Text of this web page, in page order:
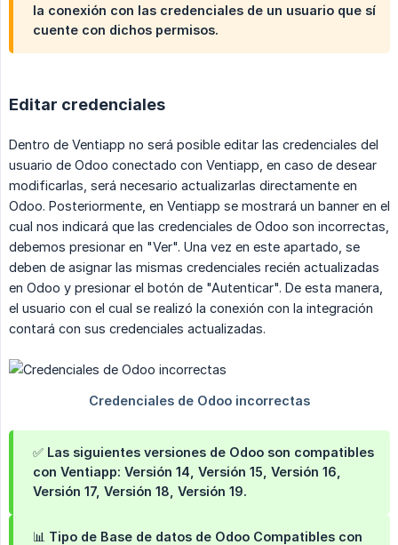
la conexión con las credenciales de un usuario que sí
cuente con dichos permisos.
Editar credenciales
Dentro de Ventiapp no será posible editar las credenciales del
usuario de Odoo conectado con Ventiapp, en caso de desear
modificarlas, será necesario actualizarlas directamente en
Odoo. Posteriormente, en Ventiapp se mostrará un banner en el
cual nos indicará que las credenciales de Odoo son incorrectas,
debemos presionar en "Ver". Una vez en este apartado, se
deben de asignar las mismas credenciales recién actualizadas
en Odoo y presionar el botón de "Autenticar". De esta manera,
el usuario con el cual se realizó la conexión con la integración
contará con sus credenciales actualizadas.
✅ Las siguientes versiones de Odoo son compatibles
con Ventiapp: Versión 14, Versión 15, Versión 16,
Versión 17, Versión 18, Versión 19.
📊 Tipo de Base de datos de Odoo Compatibles con